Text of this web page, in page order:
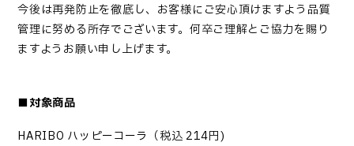
今後は再発防止を徹底し、お客様にご安心頂けますよう品質
管理に努める所存でございます。何卒ご理解とご協力を賜り
ますようお願い申し上げます。
■対象商品
HARIBO ハッピーコーラ（税込 214円)